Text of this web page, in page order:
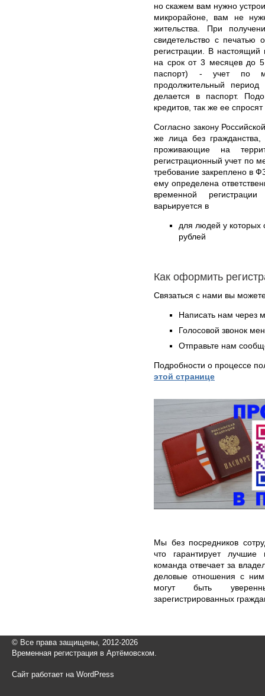
но скажем вам нужно
микрорайоне, вам не
жительства. При
свидетельство с
регистрации. В
на срок от 3 месяцев до
паспорт) - учет по
продолжительный
делается в паспорт.
кредитов, так же ее
Согласно закону
же лица без
проживающие на
регистрационный учет по
требование закреплено в
ему определена
временной
варьируется в
для людей у которых
рублей
Как оформить
Связаться с нами вы
Написать нам через
Голосовой звонок
Отправьте нам
Подробности о процессе
этой странице
Мы без посредников
что гарантирует
команда отвечает за
деловые отношения с
могут быть
зарегистрированных
© Все права защищены, 2012-2026
Временная регистрация в Артёмовском.
Сайт работает на WordPress